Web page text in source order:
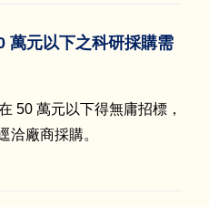
萬元以下之科研採購需
50 萬元以下得無庸招標，
洽廠商採購。